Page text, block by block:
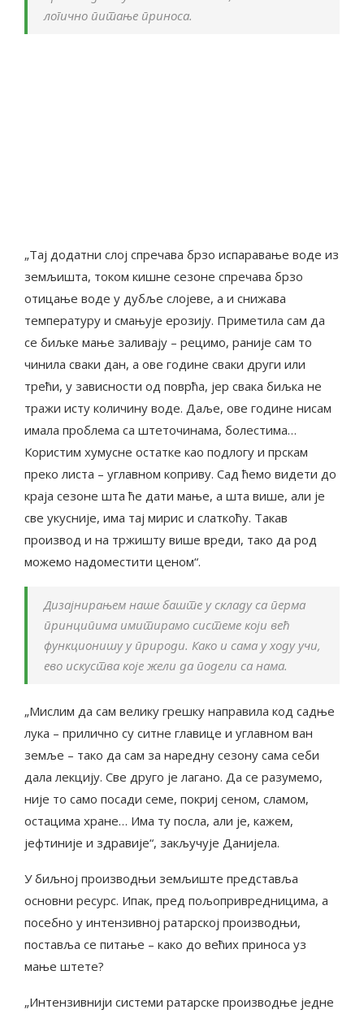
логично питање приноса.
„Тај додатни слој спречава брзо испаравање воде из
земљишта, током кишне сезоне спречава брзо
отицање воде у дубље слојеве, а и снижава
температуру и смањује ерозију. Приметила сам да
се биљке мање заливају – рецимо, раније сам то
чинила сваки дан, а ове године сваки други или
трећи, у зависности од поврћа, јер свака биљка не
тражи исту количину воде. Даље, ове године нисам
имала проблема са штеточинама, болестима…
Користим хумусне остатке као подлогу и прскам
преко листа – углавном коприву. Сад ћемо видети до
краја сезоне шта ће дати мање, а шта више, али је
све укусније, има тај мирис и слаткоћу. Такав
производ и на тржишту више вреди, тако да род
можемо надоместити ценом“.
Дизајнирањем наше баште у складу са перма
принципима имитирамо системе који већ
функционишу у природи. Како и сама у ходу учи,
ево искуства које жели да подели са нама.
„Мислим да сам велику грешку направила код садње
лука – прилично су ситне главице и углавном ван
земље – тако да сам за наредну сезону сама себи
дала лекцију. Све друго је лагано. Да се разумемо,
није то само посади семе, покриј сеном, сламом,
остацима хране… Има ту посла, али је, кажем,
јефтиније и здравије“, закључује Данијела.
У биљној производњи земљиште представља
основни ресурс. Ипак, пред пољопривредницима, а
посебно у интензивној ратарској производњи,
поставља се питање – како до већих приноса уз
мање штете?
„Интензивнији системи ратарске производње једне